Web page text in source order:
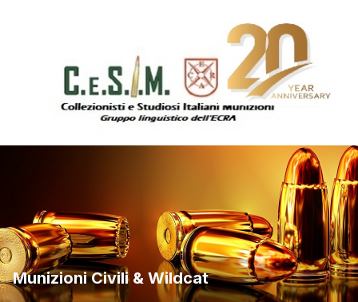
Munizioni Civili & Wildcat